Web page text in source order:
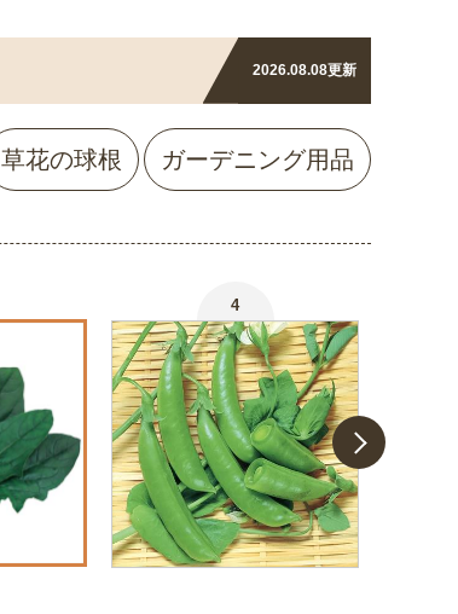
2026.08.08更新
草花の球根 ガーデニング用品
4